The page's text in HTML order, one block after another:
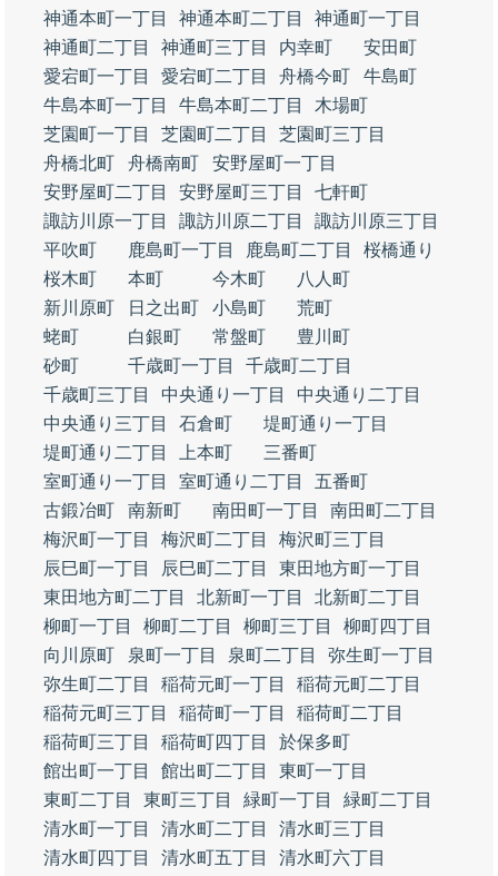
神通本町一丁目
神通本町二丁目
神通町一丁目
神通町二丁目
神通町三丁目 内幸町
安田町
愛宕町一丁目
愛宕町二丁目 舟橋今町
牛島町
牛島本町一丁目
牛島本町二丁目
木場町
芝園町一丁目
芝園町二丁目
芝園町三丁目
舟橋北町
舟橋南町
安野屋町一丁目
安野屋町二丁目
安野屋町三丁目
七軒町
諏訪川原一丁目
諏訪川原二丁目
諏訪川原三丁目
平吹町
鹿島町一丁目 鹿島町二丁目
桜橋通り
桜木町
本町 今木町
八人町
新川原町
日之出町 小島町
荒町
蛯町
白銀町 常盤町
豊川町
砂町
千歳町一丁目
千歳町二丁目
千歳町三丁目
中央通り一丁目
中央通り二丁目
中央通り三丁目
石倉町
堤町通り一丁目
堤町通り二丁目
上本町
三番町
室町通り一丁目
室町通り二丁目
五番町
古鍛冶町
南新町 南田町一丁目
南田町二丁目
梅沢町一丁目
梅沢町二丁目
梅沢町三丁目
辰巳町一丁目
辰巳町二丁目
東田地方町一丁目
東田地方町二丁目
北新町一丁目
北新町二丁目
柳町一丁目
柳町二丁目 柳町三丁目
柳町四丁目
向川原町
泉町一丁目 泉町二丁目
弥生町一丁目
弥生町二丁目
稲荷元町一丁目
稲荷元町二丁目
稲荷元町三丁目
稲荷町一丁目
稲荷町二丁目
稲荷町三丁目
稲荷町四丁目
於保多町
館出町一丁目
館出町二丁目
東町一丁目
東町二丁目
東町三丁目 緑町一丁目
緑町二丁目
清水町一丁目
清水町二丁目
清水町三丁目
清水町四丁目
清水町五丁目
清水町六丁目